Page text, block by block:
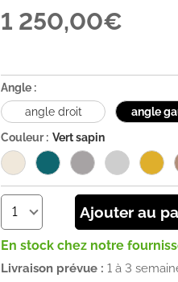
1 250,00€
Angle :
angle droit
angle
Couleur : Vert sapin
Ajouter au
En stock chez notre
Livraison prévue : 1 à 3